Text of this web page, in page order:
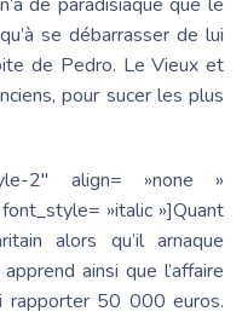
de paradisiaque que le
se débarrasser de lui
de Pedro. Le Vieux et
pour sucer les plus
2″ align= »none »
»italic »]Quant
alors qu’il arnaque
ainsi que l’affaire
rapporter 50 000 euros.